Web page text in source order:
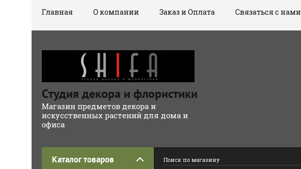
Главная О компании Заказ и Оплата Связаться с нами
Студия декора и флористики
Магазин предметов декора и
искусственных растений для дома и
офиса
Каталог товаров